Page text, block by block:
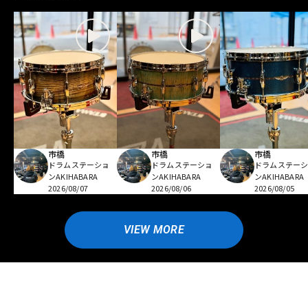
市橋
ドラムステーショ
ンAKIHABARA
2026/08/07
市橋
ドラムステーショ
ンAKIHABARA
2026/08/06
市橋
ドラムステー
ンAKIHABARA
2026/08/05
VIEW MORE